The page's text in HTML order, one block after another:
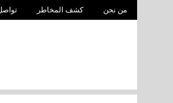
من نحن كشف المخاطر